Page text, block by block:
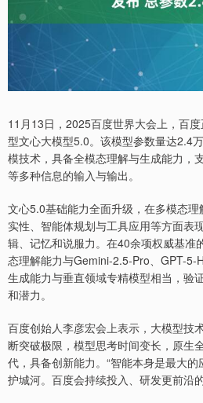
11月13日，2025百度世界大会上，百
型文心大模型5.0。该模型参数量达2.4
模技术，具备全模态理解与生成能力，
等多种信息的输入与输出。
文心5.0基础能力全面升级，在多模态
实性、智能体规划与工具应用等方面表
辑、记忆和说服力。在40余项权威基准
态理解能力与Gemini-2.5-Pro、GPT-5-
生成能力与垂直领域专精模型相当，验
和潜力。
百度创始人李彦宏会上表示，大模型技
断突破极限，模型思考时间变长，原生
代，具备创新能力。“智能本身是最大
护城河。百度会持续投入、研发更前沿